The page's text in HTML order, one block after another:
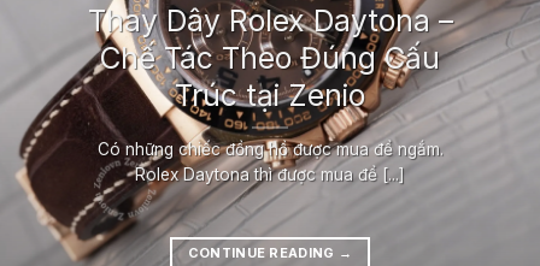
Thay Dây Rolex Daytona –
Chế Tác Theo Đúng Cấu
Trúc tại Zenio
Có những chiếc đồng hồ được mua để ngắm.
Rolex Daytona thì được mua để [...]
CONTINUE READING →